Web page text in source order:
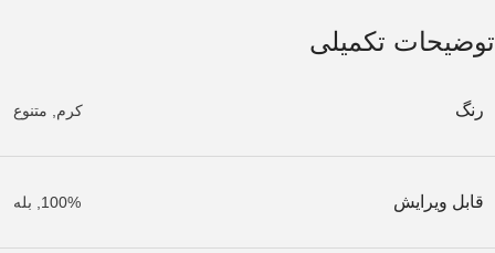
توضیحات تکمیلی
رنگ کرم متنوع
قابل ویرایش 100% بله